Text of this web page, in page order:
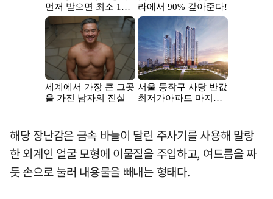
해당 장난감은 금속 바늘이 달린 주사기를 사용해 말랑
한 외계인 얼굴 모형에 이물질을 주입하고, 여드름을 짜
듯 손으로 눌러 내용물을 빼내는 형태다.